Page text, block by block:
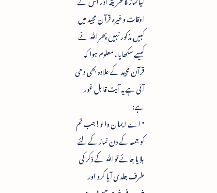
اوقات وغیرہ قرآن مجید میں
کہیں مذکور نہیں پھر ﷲ نے
کیسے سکھایا ، معلوم ہوا کہ
قرآن مجید کے علاوہ بھی وحی
آئی ہے یہ آیت قابل غور
ہے:
" اے ایمان والو!جب تم
کو جمعہ کے دن نماز کے لئے
بلایا جائے تو ﷲ کے ذکر کی
طرف جلدی آیا کرو اور